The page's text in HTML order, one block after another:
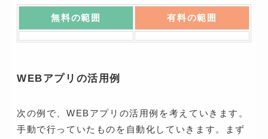
無料の範囲 有料の範囲
WEBアプリの活用例
次の例で、WEBアプリの活用例を考えていきます。
手動で行っていたものを自動化していきます。まず